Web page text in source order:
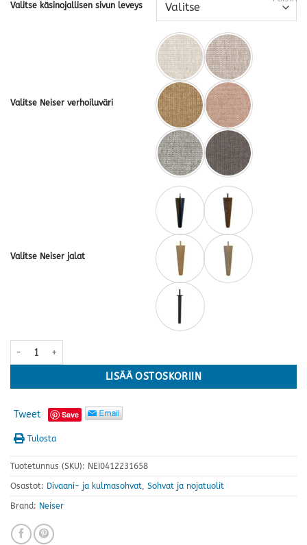
Valitse käsinojallisen sivun leveys
Valitse Neiser verhoiluväri
Valitse Neiser jalat
Lario avokulmasohva · useita kokoja ja värejä määrä
LISÄÄ OSTOSKORIIN
Tweet Save
Tulosta
Tuotetunnus (SKU): NEI0412231658
Osastot: Divaani- ja kulmasohvat, Sohvat ja nojatuolit
Brand: Neiser